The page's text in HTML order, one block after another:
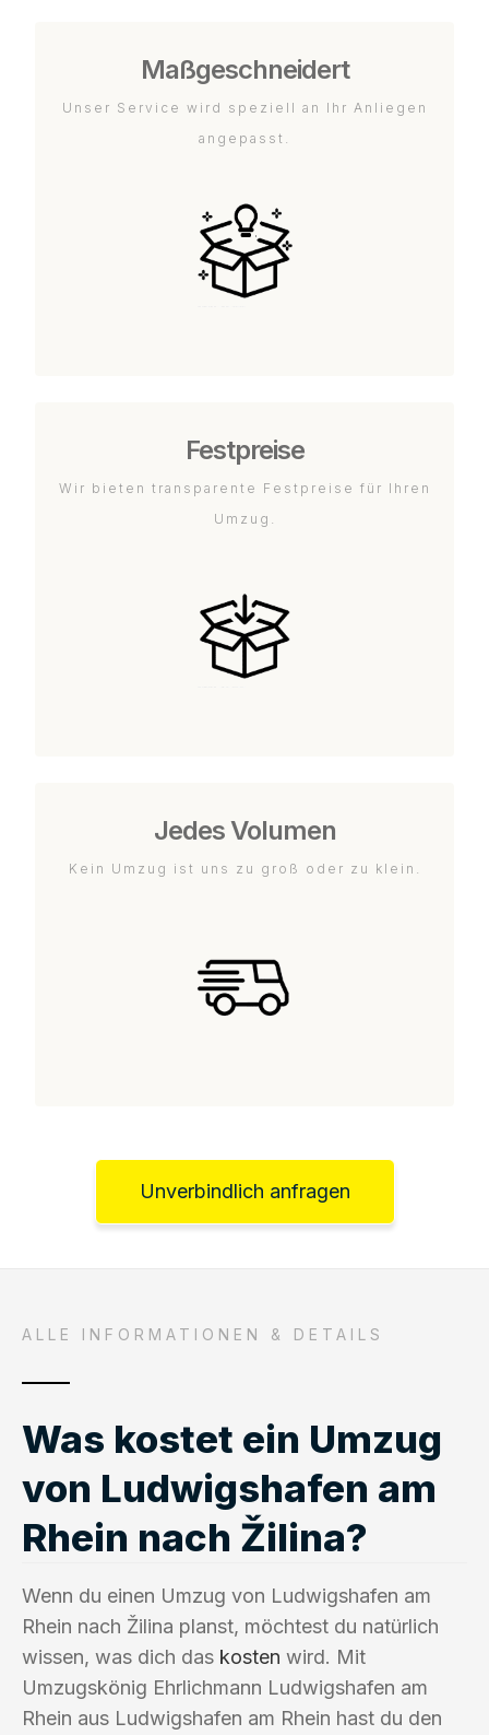
Maßgeschneidert
Unser Service wird speziell an Ihr Anliegen
angepasst.
Festpreise
Wir bieten transparente Festpreise für Ihren
Umzug.
Jedes Volumen
Kein Umzug ist uns zu groß oder zu klein.
Unverbindlich anfragen
ALLE INFORMATIONEN & DETAILS
Was kostet ein Umzug
von Ludwigshafen am
Rhein nach Žilina?
Wenn du einen Umzug von Ludwigshafen am
Rhein nach Žilina planst, möchtest du natürlich
wissen, was dich das kosten wird. Mit
Umzugskönig Ehrlichmann Ludwigshafen am
Rhein aus Ludwigshafen am Rhein hast du den